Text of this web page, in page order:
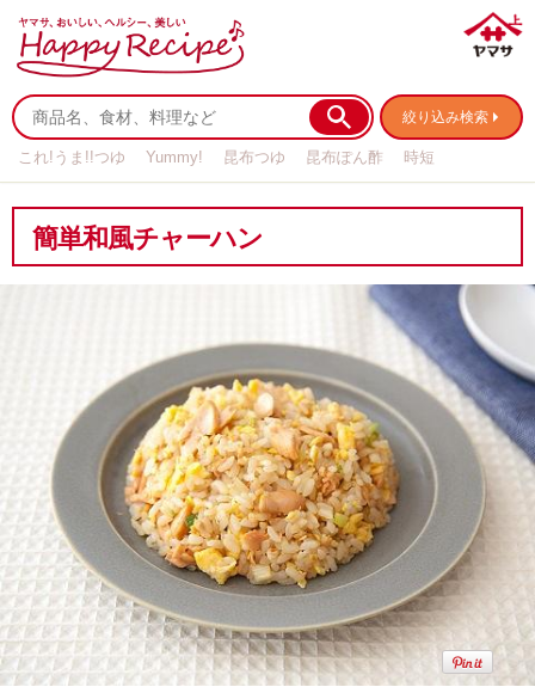
絞り込み検索
これ!うま!!つゆ Yummy! 昆布つゆ 昆布ぽん酢
時短
簡単和風チャーハン